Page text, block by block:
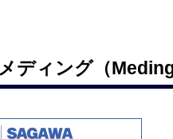
ディング（